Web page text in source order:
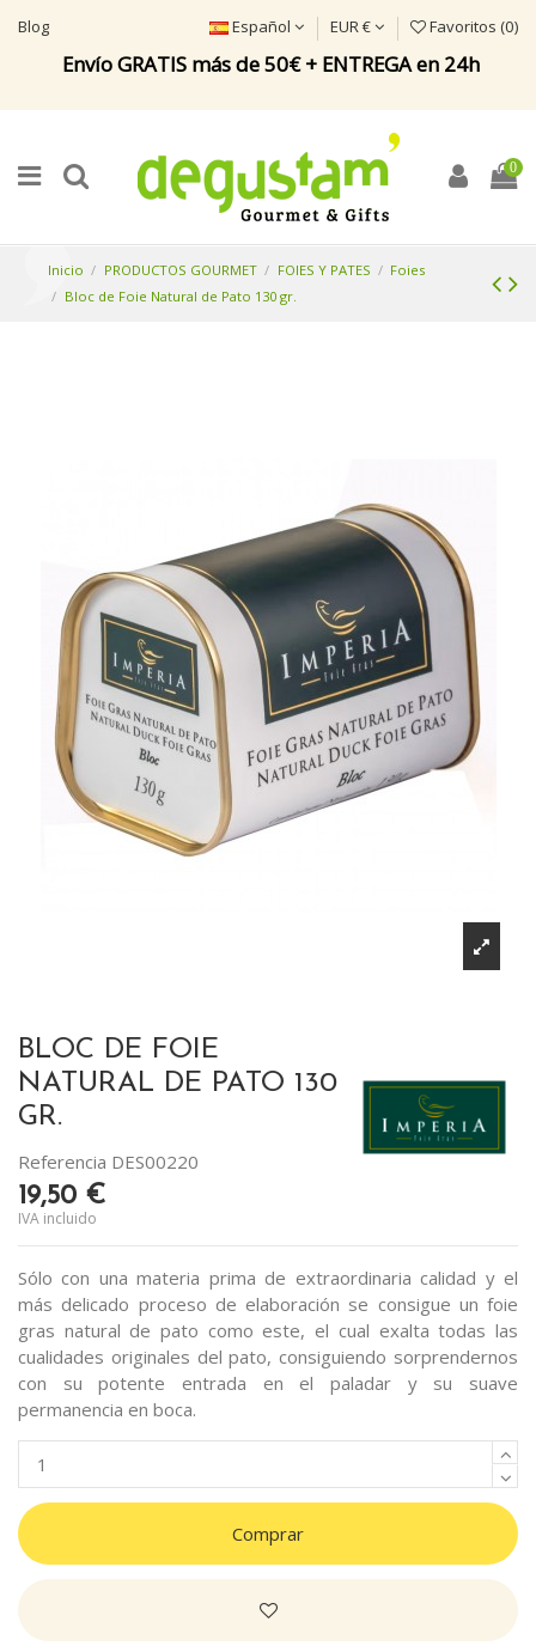
Blog
Envío GRATIS más de 50€ + ENTREGA en 24h
Español EUR € Favoritos (0)
0
Inicio PRODUCTOS GOURMET FOIES Y PATES
Foies
Bloc de Foie Natural de Pato 130 gr.
BLOC DE FOIE
NATURAL DE PATO 130
GR.
Referencia DES00220
19,50 €
IVA incluido
Sólo con una materia prima de extraordinaria calidad y el
más delicado proceso de elaboración se consigue un foie
gras natural de pato como este, el cual exalta todas las
cualidades originales del pato, consiguiendo sorprendernos
con su potente entrada en el paladar y su suave
permanencia en boca.
Comprar